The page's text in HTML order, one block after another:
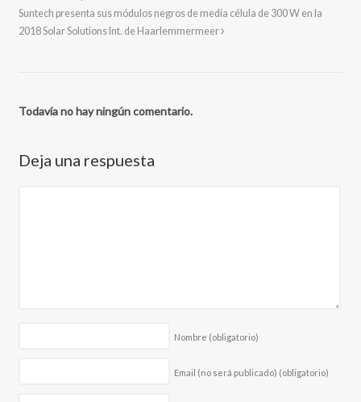
Suntech presenta sus módulos negros de media célula de 300 W en la
2018 Solar Solutions Int. de Haarlemmermeer
Todavía no hay ningún comentario.
Deja una respuesta
Nombre (obligatorio)
Email (no será publicado) (obligatorio)